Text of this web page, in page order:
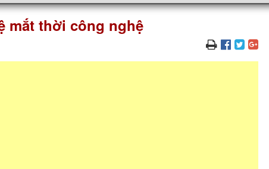
mắt thời công nghệ